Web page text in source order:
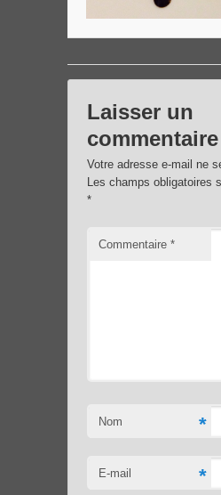
Laisser un
commentaire
Votre adresse e-mail ne
Les champs obligatoires
*
Commentaire *
Nom *
E-mail *